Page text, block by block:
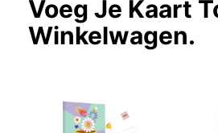
Voeg Je Kaart
Winkelwagen.